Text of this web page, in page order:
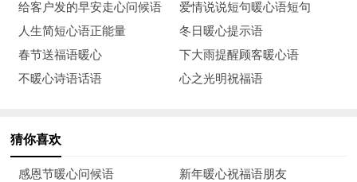
12、星星将夜幕点亮，把明天的希望播撒。大海将苦难冲
刷，把无限的期待留下。我把美好的祝福给你：祝你的生日甜蜜
快乐，你的生活灿烂如花！
由于你人间更热和，今天由于你我觉得更幸福！
14、点一支蜡烛，照亮你的笑容；扎一个蝴蝶结，拴紧你的
给客户发的早安走心问候语
爱情说说短句暖心语短句
人生简短心语正能量
冬日暖心提示语
春节送福语暖心
下大雨提醒顾客暖心语
不暖心诗语话语
心之光明祝福语
猜你喜欢
感恩节暖心问候语
新年暖心祝福语朋友